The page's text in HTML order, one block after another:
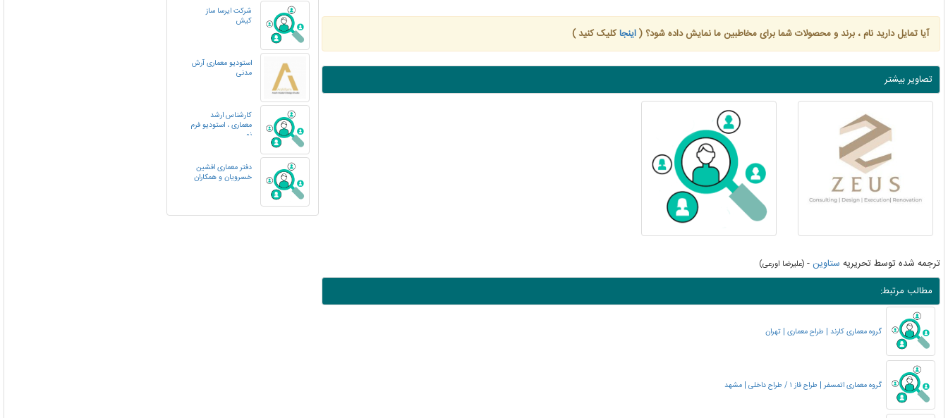
آیا تمایل دارید نام ، برند و محصولات شما برای مخاطبین ما نمایش داده شود؟ (اینجاکلیک کنید )
تصاویر بیشتر
ترجمه شده توسط تحریریه ستاوین- (علیرضا اورعی)
مطالب مرتبط:
گروه معماری کارند | طراح معماری | تهران
گروه معماری اتمسفر | طراح فاز ۱ / طراح داخلی | مشهد
شرکت ایرسا ساز
کیش
استودیو معماری آرش
مدنی
کارشناس ارشد
معماری ، استودیو فرم
نو
دفتر معماری افشین
خسرویان و همکاران